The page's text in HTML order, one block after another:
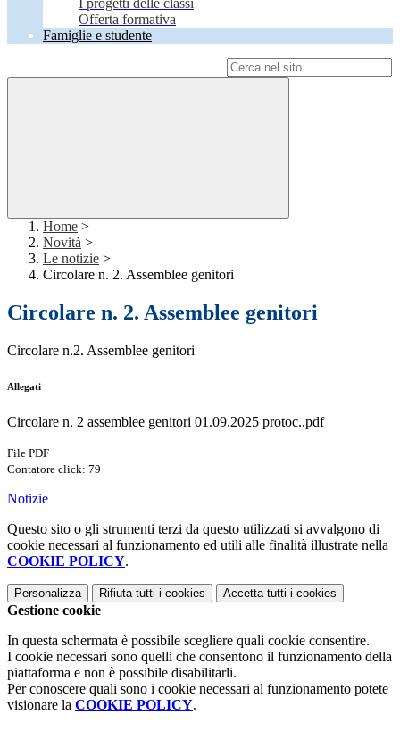
I progetti delle classi
Offerta formativa
Famiglie e studente
Home >
Novità >
Le notizie >
Circolare n. 2. Assemblee genitori
Circolare n. 2. Assemblee genitori
Circolare n.2. Assemblee genitori
Allegati
Circolare n. 2 assemblee genitori 01.09.2025 protoc..pdf
File PDF
Contatore click: 79
Notizie
Questo sito o gli strumenti terzi da questo utilizzati si avvalgono di
cookie necessari al funzionamento ed utili alle finalità illustrate nella
COOKIE POLICY.
Personalizza Rifiuta tutti i cookies Accetta tutti i cookies
Gestione cookie
In questa schermata è possibile scegliere quali cookie consentire.
I cookie necessari sono quelli che consentono il funzionamento della
piattaforma e non è possibile disabilitarli.
Per conoscere quali sono i cookie necessari al funzionamento potete
visionare la COOKIE POLICY.